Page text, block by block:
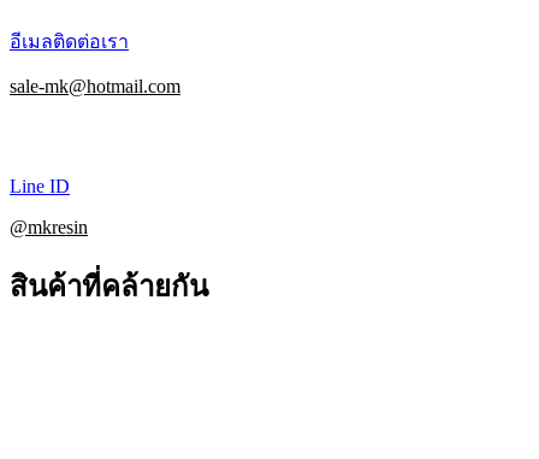
อีเมลติดต่อเรา
sale-mk@hotmail.com
Line ID
@mkresin
สินค้าที่คล้ายกัน